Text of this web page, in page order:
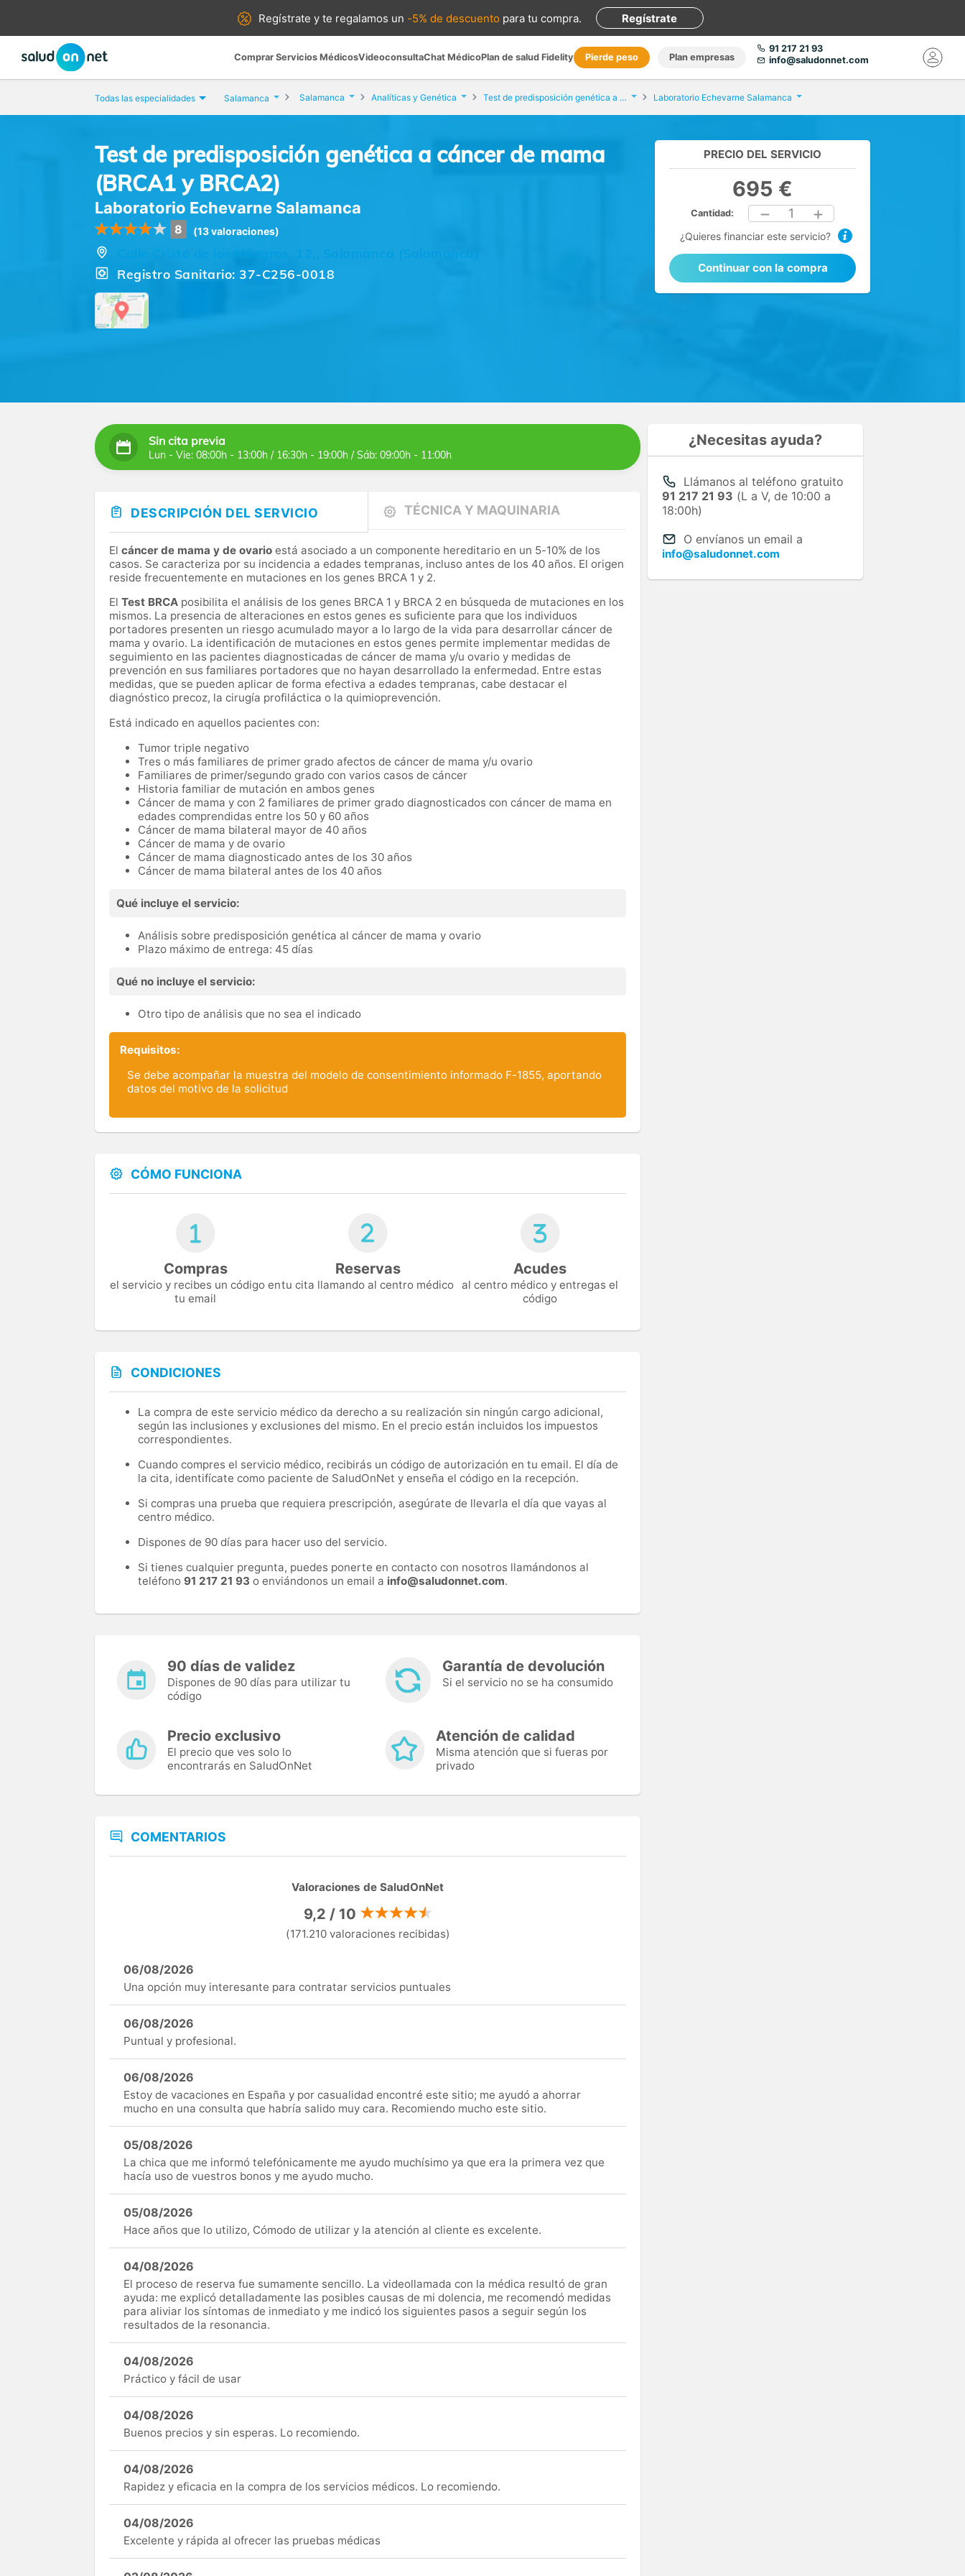
Regístrate yte regalamos un -5% de descuento para tu compra. Regístrate
Comprar Servicios MédicosVideoconsultaChat MédicoPlan de salud Fidelity Pierde peso Plan empresas
91 217 21 93
info@saludonnet.com
Todas las especialidades Salamanca Salamanca Analíticas y Genética Test de predisposición genética a cáncer de mama (BRCA1 y BRCA2) Laboratorio Echevarne Salamanca
Test de predisposición genética a cáncer de mama
(BRCA1 y BRCA2)
Laboratorio Echevarne Salamanca
8 (13 valoraciones)
Registro Sanitario: 37-C256-0018
PRECIO DEL SERVICIO
695 €
Cantidad: 1
¿Quieres financiar este servicio?
Continuar con la compra
Sin cita previa
Lun - Vie: 08:00h - 13:00h / 16:30h - 19:00h / Sáb: 09:00h - 11:00h
DESCRIPCIÓN DEL SERVICIO TÉCNICA Y MAQUINARIA
El cáncer de mama y de ovario está asociado a un componente hereditario en un 5-10% de los
casos. Se caracteriza por su incidencia a edades tempranas, incluso antes de los 40 años. El origen
reside frecuentemente en mutaciones en los genes BRCA 1 y 2.
El Test BRCA posibilita el análisis de los genes BRCA 1 y BRCA 2 en búsqueda de mutaciones en los
mismos. La presencia de alteraciones en estos genes es suficiente para que los individuos
portadores presenten un riesgo acumulado mayor a lo largo de la vida para desarrollar cáncer de
mama y ovario. La identificación de mutaciones en estos genes permite implementar medidas de
seguimiento en las pacientes diagnosticadas de cáncer de mama y/u ovario y medidas de
prevención en sus familiares portadores que no hayan desarrollado la enfermedad. Entre estas
medidas, que se pueden aplicar de forma efectiva a edades tempranas, cabe destacar el
diagnóstico precoz, la cirugía profiláctica o la quimioprevención.
Está indicado en aquellos pacientes con:
Tumor triple negativo
Tres o más familiares de primer grado afectos de cáncer de mama y/u ovario
Familiares de primer/segundo grado con varios casos de cáncer
Historia familiar de mutación en ambos genes
Cáncer de mama y con 2 familiares de primer grado diagnosticados con cáncer de mama en
edades comprendidas entre los 50 y 60 años
Cáncer de mama bilateral mayor de 40 años
Cáncer de mama y de ovario
Cáncer de mama diagnosticado antes de los 30 años
Cáncer de mama bilateral antes de los 40 años
Qué incluye el servicio:
Análisis sobre predisposición genética al cáncer de mama y ovario
Plazo máximo de entrega: 45 días
Qué no incluye el servicio:
Otro tipo de análisis que no sea el indicado
Requisitos:
Se debe acompañar la muestra del modelo de consentimiento informado F-1855, aportando
datos del motivo de la solicitud
CÓMO FUNCIONA
Compras
el servicio y recibes un código en
tu email
Reservas
tu cita llamando al centro médico
Acudes
al centro médico y entregas el
código
CONDICIONES
La compra de este servicio médico da derecho a su realización sin ningún cargo adicional,
según las inclusiones y exclusiones del mismo. En el precio están incluidos los impuestos
correspondientes.
Cuando compres el servicio médico, recibirás un código de autorización en tu email. El día de
la cita, identifícate como paciente de SaludOnNet y enseña el código en la recepción.
Si compras una prueba que requiera prescripción, asegúrate de llevarla el día que vayas al
centro médico.
Dispones de 90 días para hacer uso del servicio.
Si tienes cualquier pregunta, puedes ponerte en contacto con nosotros llamándonos al
teléfono 91 217 21 93 o enviándonos un email a info@saludonnet.com.
90 días de validez
Dispones de 90 días para utilizar tu
código
Garantía de devolución
Si el servicio no se ha consumido
Precio exclusivo
El precio que ves solo lo
encontrarás en SaludOnNet
Atención de calidad
Misma atención que si fueras por
privado
COMENTARIOS
Valoraciones de SaludOnNet
9,2 / 10
(171.210 valoraciones recibidas)
06/08/2026
Una opción muy interesante para contratar servicios puntuales
06/08/2026
Puntual y profesional.
06/08/2026
Estoy de vacaciones en España y por casualidad encontré este sitio; me ayudó a ahorrar
mucho en una consulta que habría salido muy cara. Recomiendo mucho este sitio.
05/08/2026
La chica que me informó telefónicamente me ayudo muchísimo ya que era la primera vez que
hacía uso de vuestros bonos y me ayudo mucho.
05/08/2026
Hace años que lo utilizo, Cómodo de utilizar y la atención al cliente es excelente.
04/08/2026
El proceso de reserva fue sumamente sencillo. La videollamada con la médica resultó de gran
ayuda: me explicó detalladamente las posibles causas de mi dolencia, me recomendó medidas
para aliviar los síntomas de inmediato y me indicó los siguientes pasos a seguir según los
resultados de la resonancia.
04/08/2026
Práctico y fácil de usar
04/08/2026
Buenos precios y sin esperas. Lo recomiendo.
04/08/2026
Rapidez y eficacia en la compra de los servicios médicos. Lo recomiendo.
04/08/2026
Excelente y rápida al ofrecer las pruebas médicas
¿Necesitas ayuda?
Llámanos al teléfono gratuito
91 217 21 93 (L a V, de 10:00 a
18:00h)
O envíanos un email a
info@saludonnet.com